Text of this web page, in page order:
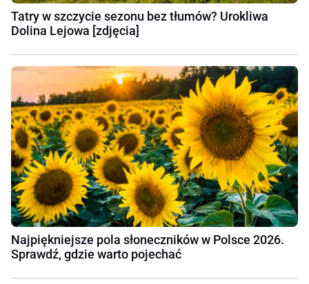
Tatry w szczycie sezonu bez tłumów? Urokliwa
Dolina Lejowa [zdjęcia]
Najpiękniejsze pola słoneczników w Polsce 2026.
Sprawdź, gdzie warto pojechać